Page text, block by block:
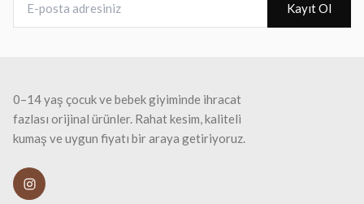
Kayıt Ol
0–14 yaş çocuk ve bebek giyiminde ihracat
fazlası orijinal ürünler. Rahat kesim, kaliteli
kumaş ve uygun fiyatı bir araya getiriyoruz.